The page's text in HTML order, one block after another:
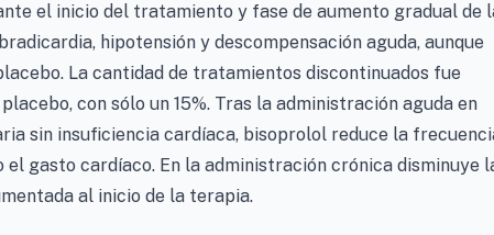
el inicio del tratamiento y fase de aumento gradual de
hipotensión y descompensación aguda, aunque
La cantidad de tratamientos discontinuados fue
con sólo un 15%. Tras la administración aguda en
sin insuficiencia cardíaca, bisoprolol reduce la
gasto cardíaco. En la administración crónica disminuye
al inicio de la terapia.